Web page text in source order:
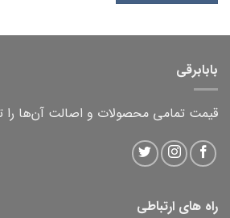
بابابرقی
قیمت تمامی محصولات و اصالت آن‌ها را
راه های ارتباطی